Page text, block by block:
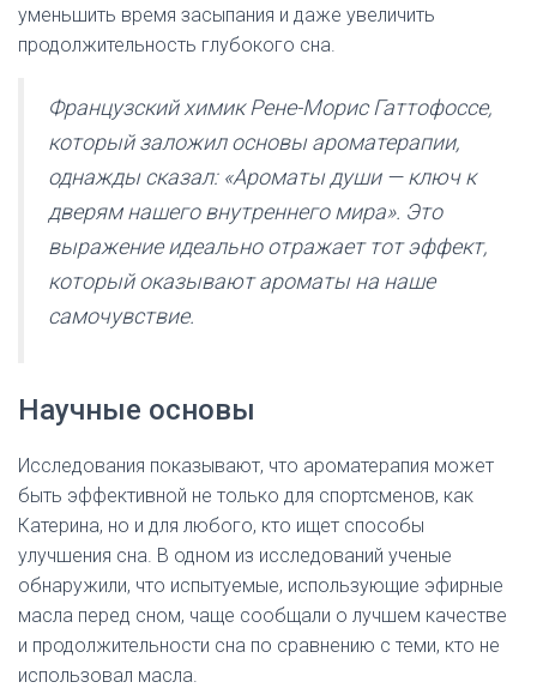
уменьшить время засыпания и даже увеличить
продолжительность глубокого сна.
Французский химик Рене-Морис Гаттофоссе,
который заложил основы ароматерапии,
однажды сказал: «Ароматы души — ключ к
дверям нашего внутреннего мира». Это
выражение идеально отражает тот эффект,
который оказывают ароматы на наше
самочувствие.
Научные основы
Исследования показывают, что ароматерапия может
быть эффективной не только для спортсменов, как
Катерина, но и для любого, кто ищет способы
улучшения сна. В одном из исследований ученые
обнаружили, что испытуемые, использующие эфирные
масла перед сном, чаще сообщали о лучшем качестве
и продолжительности сна по сравнению с теми, кто не
использовал масла.